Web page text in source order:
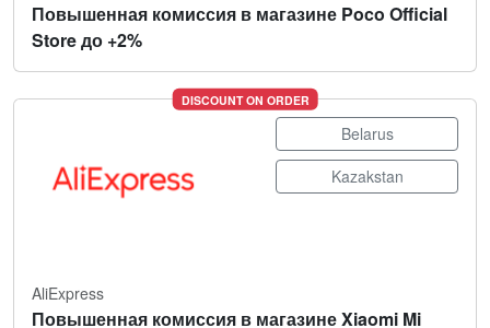
Повышенная комиссия в магазине Poco Official
Store до +2%
DISCOUNT ON ORDER
Belarus
Kazakstan
AliExpress
Повышенная комиссия в магазине Xiaomi Mi